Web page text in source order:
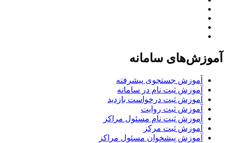
آموزش‌های سامانه
آموزش جستجوی پیشرفته
آموزش ثبت نام در سامانه
آموزش ثبت درخواست بازدید
آموزش ثبت روایت
آموزش ثبت نام مسئول مراکز
آموزش ثبت مرکز
آموزش پیشخوان مسئول مراکز